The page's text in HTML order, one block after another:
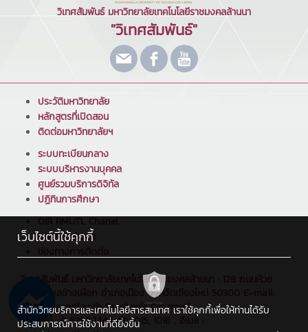
วิเทศสัมพันธ์ มหาวิทยาลัยเทคโนโลยีราชมงคลล้านนา
"วิเทศสัมพันธ์"
ประวัติมหาวิทยาลัย
หลักสูตรที่เปิดสอน
ติดต่อมหาวิทยาลัยฯ
ระบบทะเบียนกลาง
ระบบบริหารงานบุคคล
ศูนย์รวมบริการดิจิทัล
ปฏิทินการศึกษา
OIR RMUTL Chanel
OIR Facebook
วิเทศสัมพันธ์ มหาวิทยาลัยเทคโนโลยีราชมงคลล้านนา : 128 ถนนห้วย
แก้ว ตำบลช้างเผือก อำเภอเมือง จังหวัดเชียงใหม่ 50300 E-mail:
oir@edu.rmutl.ac.th Facebook: Oir rmutl
โทรศัพท์ : 0 5392 1444 ต่อ 1015, 1016 , อีเมล :
เว็บไซต์นี้ใช้คุกกี้
สำนักวิทยบริการและเทคโนโลยีสารสนเทศ เราใช้คุกกี้เพื่อให้ท่านได้รับ
ประสบการณ์การใช้งานที่ดียิ่งขึ้น